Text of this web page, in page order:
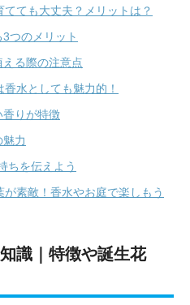
ても大丈夫？メリットは？
つのメリット
る際の注意点
水としても魅力的！
香りが特徴
力
ちを伝えよう
素敵！香水やお庭で楽しもう
識｜特徴や誕生花